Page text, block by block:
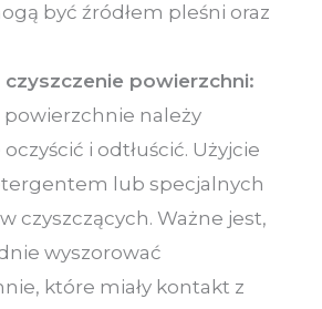
być źródłem pleśni oraz
czyszczenie powierzchni:
powierzchnie należy
i odtłuścić. Użyjcie
lub specjalnych
czyszczących. Ważne jest,
wyszorować
które miały kontakt z